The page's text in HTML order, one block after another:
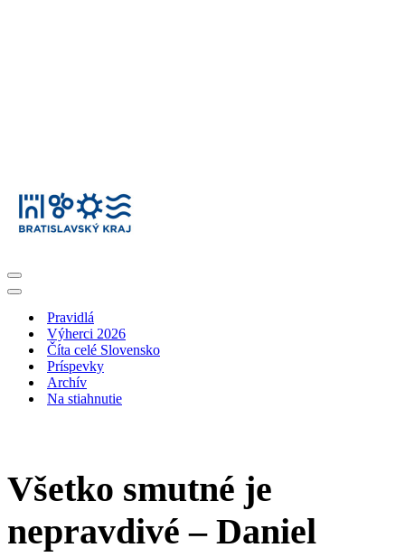
Menu
navigácie
Menu
navigáciePravidlá
Výherci 2026
Číta celé Slovensko
Príspevky
Archív
Na stiahnutie
Všetko smutné je
nepravdivé – Daniel